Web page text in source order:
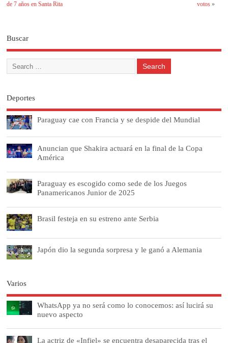
de 7 años en Santa Rita
votos»
Buscar
Deportes
Paraguay cae con Francia y se despide del Mundial
Anuncian que Shakira actuará en la final de la Copa
América
Paraguay es escogido como sede de los Juegos
Panamericanos Junior de 2025
Brasil festeja en su estreno ante Serbia
Japón dio la segunda sorpresa y le ganó a Alemania
Varios
WhatsApp ya no será como lo conocemos: así lucirá su
nuevo aspecto
La actriz de «Infiel» se encuentra desaparecida tras el